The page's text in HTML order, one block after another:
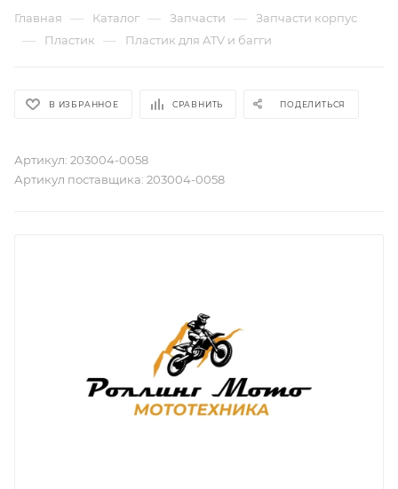
Главная — Каталог — Запчасти — Запчасти корпус
— Пластик — Пластик для ATV и багги
В ИЗБРАННОЕ СРАВНИТЬ ПОДЕЛИТЬСЯ
Артикул: 203004-0058
Артикул поставщика: 203004-0058